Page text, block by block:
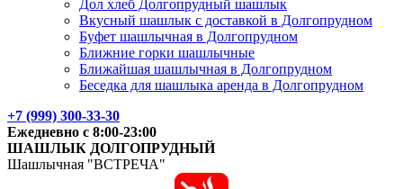
Дол хлеб Долгопрудный шашлык
Вкусный шашлык с доставкой в Долгопрудном
Буфет шашлычная в Долгопрудном
Ближние горки шашлычные
Ближайшая шашлычная в Долгопрудном
Беседка для шашлыка аренда в Долгопрудном
+7 (999) 300-33-30
Ежедневно с 8:00-23:00
ШАШЛЫК ДОЛГОПРУДНЫЙ
Шашлычная "ВСТРЕЧА"